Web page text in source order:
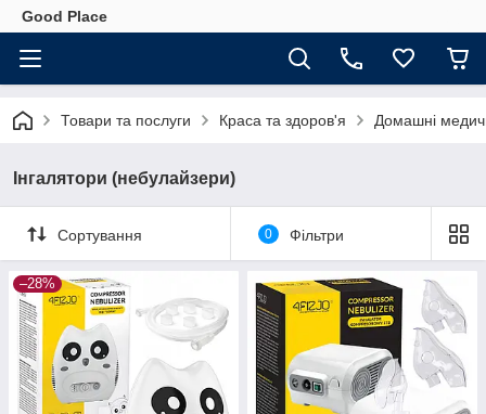
Good Place
Товари та послуги Краса та здоров'я Домашні
Інгалятори (небулайзери)
Сортування 0 Фільтри
–28%